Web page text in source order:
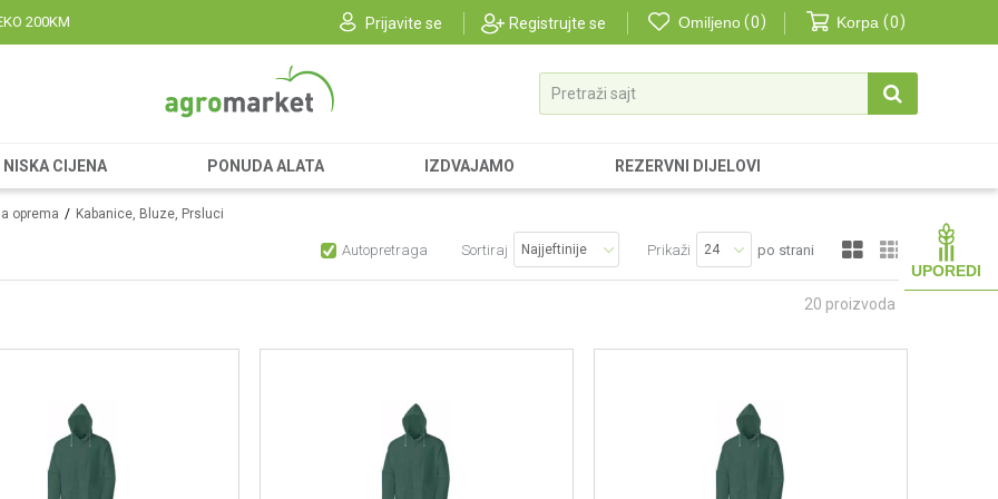
200KM Prijavite se Registrujte se Omiljeno 0 Korpa 0
Pretraži sajt
CIJENA PONUDA ALATA IZDVAJAMO REZERVNI DIJELOVI
UPOREDI
oprema Kabanice, Bluze, Prsluci
Autopretraga Sortiraj Prikaži po strani
20 proizvoda